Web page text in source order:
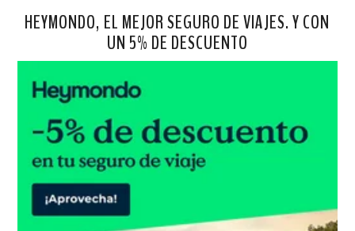
HEYMONDO, EL MEJOR SEGURO DE VIAJES. Y CON
UN 5% DE DESCUENTO